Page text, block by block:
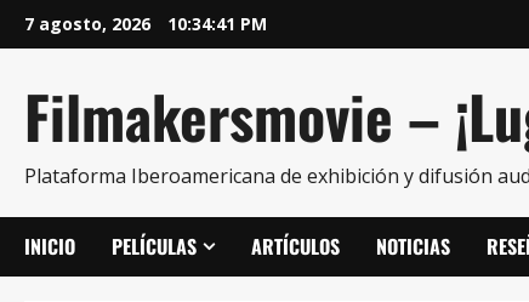
7 agosto, 2026 10:34:42 PM
Filmakersmovie –
Plataforma Iberoamericana de exhibición y difusión
INICIO PELÍCULAS ARTÍCULOS NOTICIAS